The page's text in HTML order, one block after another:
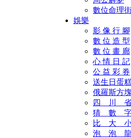
數位命理
娛樂
影 像 行 腳
數 位 造 型
數 位 畫 廊
心 情 日 記
公 益 彩 券
送生日蛋
俄羅斯方塊
四 川
猜 數
比 大
泡 泡 龍